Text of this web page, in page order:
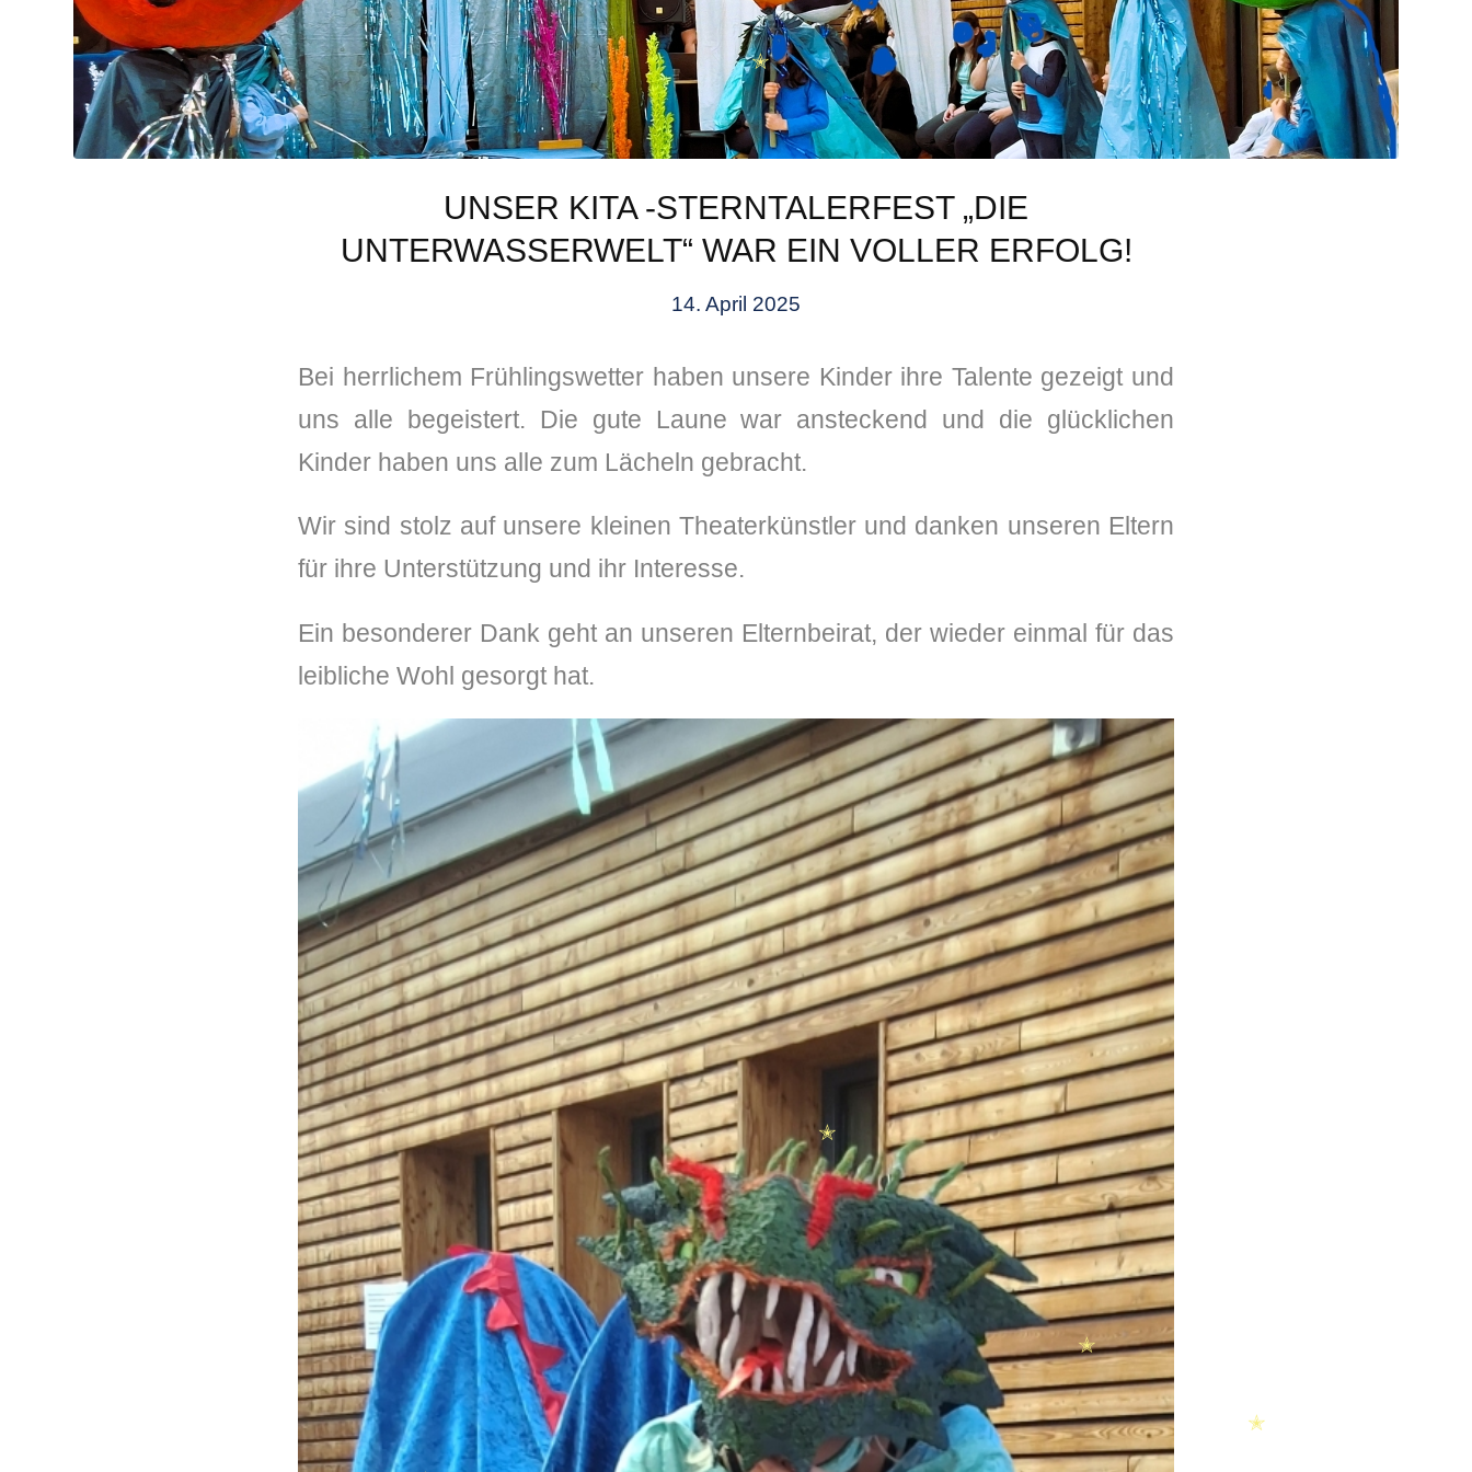
UNSER KITA -STERNTALERFEST „DIE
UNTERWASSERWELT“ WAR EIN VOLLER ERFOLG!
14. April 2025
Bei herrlichem Frühlingswetter haben unsere Kinder ihre Talente gezeigt und
uns alle begeistert. Die gute Laune war ansteckend und die glücklichen
Kinder haben uns alle zum Lächeln gebracht.
Wir sind stolz auf unsere kleinen Theaterkünstler und danken unseren Eltern
für ihre Unterstützung und ihr Interesse.
Ein besonderer Dank geht an unseren Elternbeirat, der wieder einmal für das
leibliche Wohl gesorgt hat.
✭
✭
✭